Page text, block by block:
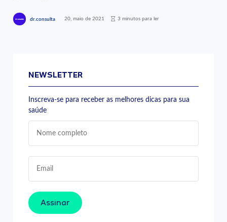
dr.consulta 20, maio de 2021 3 minutos para ler
NEWSLETTER
Inscreva-se para receber as melhores dicas para sua
saúde
Assinar